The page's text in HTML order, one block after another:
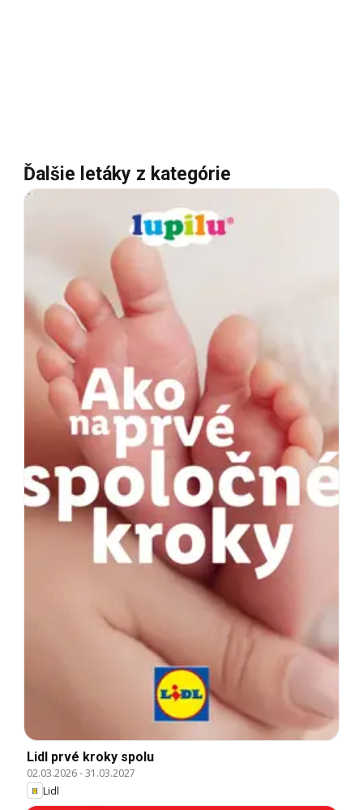
Ďalšie letáky z kategórie
Lidl prvé kroky spolu
02.03.2026-31.03.2027
Lidl